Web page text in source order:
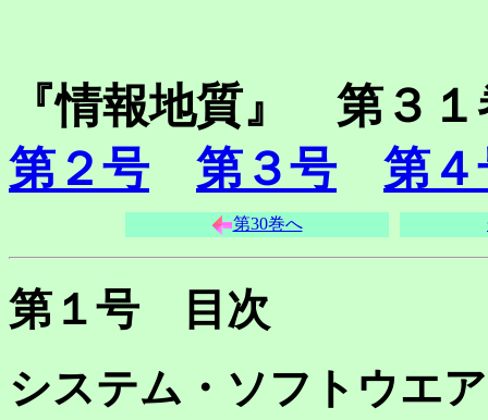
『情報地質』 第３
第２号
第３号 第４
第30巻へ
第１号 目次
システム・ソフトウエ